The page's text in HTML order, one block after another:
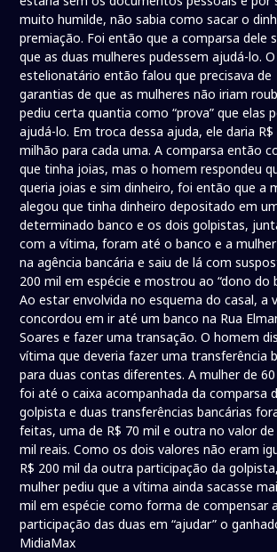
muito humilde, não sabia como sacar o
premiação. Foi então que a comparsa dele
que as duas mulheres pudessem ajudá-lo. O
estelionatário então falou que precisava de
garantias de que as mulheres não iriam
pediu certa quantia como “prova” que elas
ajudá-lo. Em troca dessa ajuda, ele daria R$
milhão para cada uma. A comparsa então
que tinha joias, mas o homem respondeu
queria joias e sim dinheiro, foi então que a
alegou que tinha dinheiro depositado em
determinado banco e os dois golpistas,
com a vítima, foram até o banco e a
na agência bancária e saiu de lá com
200 mil em espécie e mostrou ao “dono do
Ao estar envolvida no esquema do casal, a
concordou em ir até um banco na Rua
Soares e fazer uma transação. O homem
vítima que deveria fazer uma transferência
para duas contas diferentes. A mulher de
foi até o caixa acompanhada da comparsa
golpista e duas transferências bancárias
feitas, uma de R$ 70 mil e outra no valor de
mil reais. Como os dois valores não eram
R$ 200 mil da outra participação da
mulher pediu que a vítima ainda sacasse
mil em espécie como forma de compensar a
participação das duas em “ajudar” o
MidiaMax